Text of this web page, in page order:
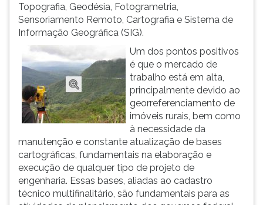
menu
principal
pressione
depois
Pressione
Topografia, Geodésia, Fo­to­grametria,
Sensoriamento Remoto, Cartografia e Sistema de
Informação Geográfica (SIG).
Um dos pontos positivos
é que o mercado de
trabalho está em alta,
principalmente devido ao
georreferenciamento de
imóveis rurais, bem como
à necessidade da
manutenção e constante atualização de bases
cartográficas, fundamentais na elaboração e
execução de qualquer tipo de projeto de
engenharia. Essas bases, aliadas ao cadastro
técnico multifinalitário, são fundamentais para as